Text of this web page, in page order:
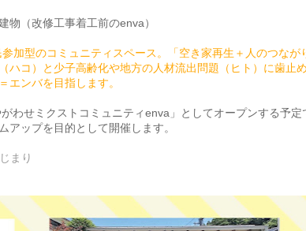
物（改修工事着工前のenva）
参加型のコミュニティスペース。「空き家再生＋人のつな
ハコ）と少子高齢化や地方の人材流出問題（ヒト）に歯止
エンバを目指します。
わせミクストコミュニティenva」としてオープンする予
アップを目的として開催します。
まり